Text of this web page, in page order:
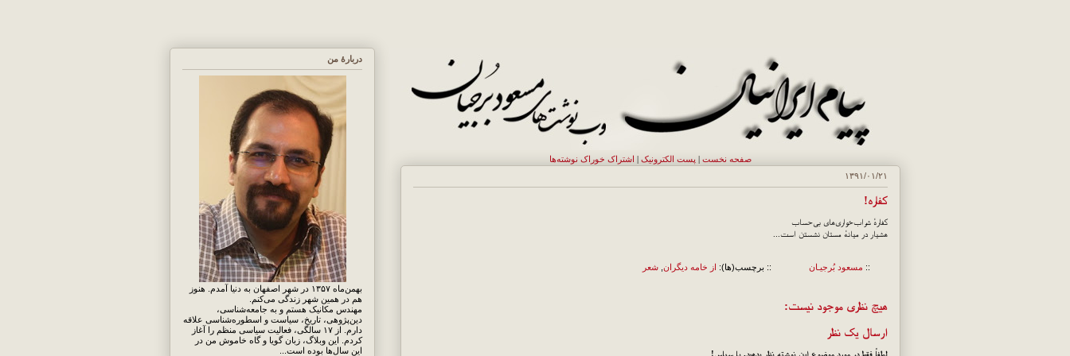
صفحه نخست | پست الکترونيک | اشتراک خوراک نوشته‌ها
۱۳۹۱/۰۱/۲۱
کفاره!
کفارهٔ شراب‌خواری‌های بی‌حساب
هشیار در میانهٔ مستان نشستن است...
:: مسعود بُرجيـان :: برچسب(ها): از خامه دیگران شعر
هیچ نظری موجود نیست:
ارسال یک نظر
لطفاً فقط در مورد موضوع این نوشته نظر بدهید. با سپاس!
دربارهٔ من
بهمن‌ماه ۱۳۵۷ در شهر اصفهان به دنیا آمدم. هنوز
هم در همین شهر زندگی می‌کنم.
مهندس مکانیک هستم و به جامعه‌شناسی،
دین‌پژوهی، تاریخ، سیاست و اسطوره‌شناسی علاقه
دارم. از ۱۷ سالگی، فعالیت سیاسی منظم را آغاز
کردم. این وبلاگ، زبان گویا و گاه خاموش من در
این سال‌ها بوده است...